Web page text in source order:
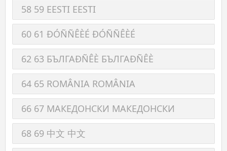
58 59 EESTI EESTI
60 61 ÐÓÑÑÊÈÉ ÐÓÑÑÊÈÉ
62 63 БЪЛГАÐÑÊÈ БЪЛГАÐÑÊÈ
64 65 ROMÂNIA ROMÂNIA
66 67 МАКЕДОНСКИ МАКЕДОНСКИ
68 69 中文 中文